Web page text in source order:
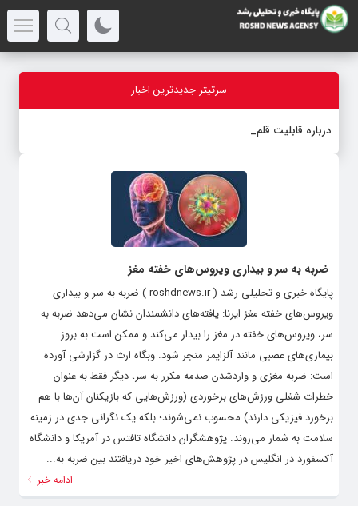
سرتیتر جدیدترین اخبار
درباره قابلیت قلم هوش مصنو
ضربه به سر و بیداری ویروس‌های خفته مغز
پایگاه خبری و تحلیلی رشد ( roshdnews.ir ) ضربه به سر و بیداری
ویروس‌های خفته مغز ایرنا: یافته‌های دانشمندان نشان می‌دهد ضربه به
سر، ویروس‌های خفته در مغز را بیدار می‌کند و ممکن است به بروز
بیماری‌های عصبی مانند آلزایمر منجر شود. وبگاه ارث در گزارشی آورده
است: ضربه مغزی و واردشدن صدمه مکرر به سر، دیگر فقط به عنوان
خطرات شغلی ورزش‌های برخوردی (ورزش‌هایی که بازیکنان آن‌ها با هم
برخورد فیزیکی دارند) محسوب نمی‌شوند؛ بلکه یک نگرانی جدی در زمینه
سلامت به شمار می‌روند. پژوهشگران دانشگاه تافتس در آمریکا و دانشگاه
آکسفورد در انگلیس در پژوهش‌های اخیر خود دریافتند بین ضربه به...
ادامه خبر